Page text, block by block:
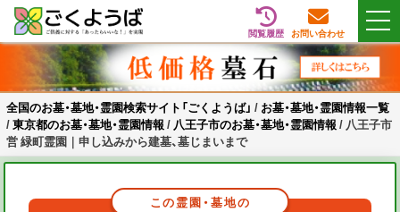
Skip
content
全国のお墓・墓地・霊園検索サイト「ごくようば」
ご供養をもっと身近に
閲覧履歴 お問い合わせ
全国のお墓・墓地・霊園検索サイト「ごくようば」 / お墓・墓地・霊園情報一覧
/東京都のお墓・墓地・霊園情報 / 八王子市のお墓・墓地・霊園情報 / 八王子市
営 緑町霊園｜申し込みから建墓、墓じまいまで
この霊園・墓地の